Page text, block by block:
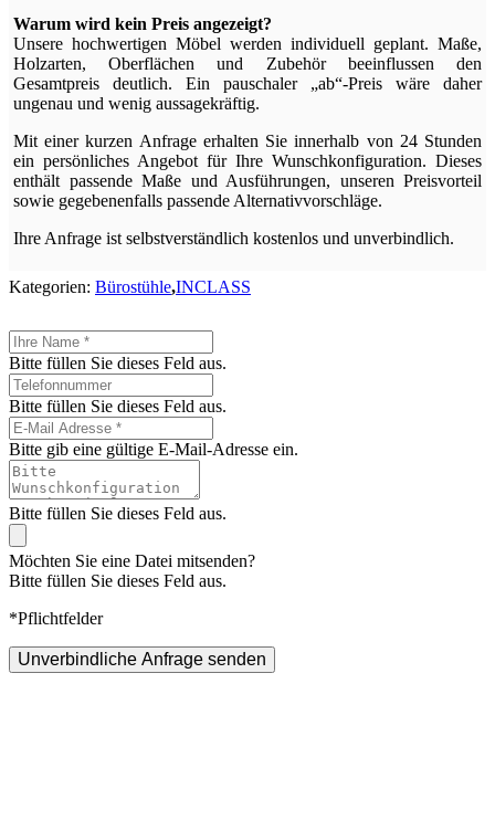
Warum wird kein Preis angezeigt?
Unsere hochwertigen Möbel werden individuell geplant. Maße,
Holzarten, Oberflächen und Zubehör beeinflussen den
Gesamtpreis deutlich. Ein pauschaler „ab“-Preis wäre daher
ungenau und wenig aussagekräftig.
Mit einer kurzen Anfrage erhalten Sie innerhalb von 24 Stunden
ein persönliches Angebot für Ihre Wunschkonfiguration. Dieses
enthält passende Maße und Ausführungen, unseren Preisvorteil
sowie gegebenenfalls passende Alternativvorschläge.
Ihre Anfrage ist selbstverständlich kostenlos und unverbindlich.
Kategorien: Bürostühle,INCLASS
Bitte füllen Sie dieses Feld aus.
Bitte füllen Sie dieses Feld aus.
Bitte gib eine gültige E-Mail-Adresse ein.
Bitte füllen Sie dieses Feld aus.
Möchten Sie eine Datei mitsenden?
Bitte füllen Sie dieses Feld aus.
*Pflichtfelder
Unverbindliche Anfrage senden